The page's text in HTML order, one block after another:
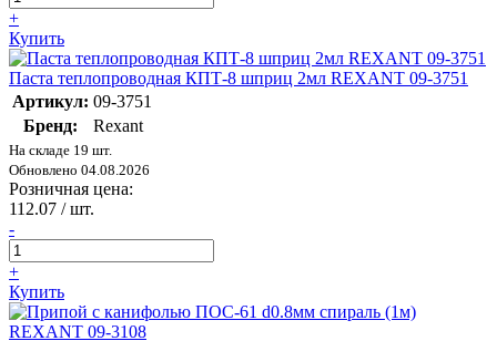
+
Купить
Паста теплопроводная КПТ-8 шприц 2мл REXANT 09-3751
Артикул: 09-3751
Бренд:
Rexant
На складе 19 шт.
Обновлено 04.08.2026
Розничная цена:
112.07 / шт.
-
+
Купить